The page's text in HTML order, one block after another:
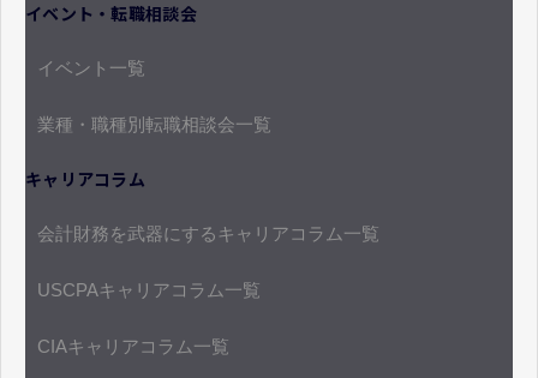
イベント・転職相談会
イベント一覧
業種・職種別転職相談会一覧
キャリアコラム
会計財務を武器にするキャリアコラム一覧
USCPAキャリアコラム一覧
CIAキャリアコラム一覧